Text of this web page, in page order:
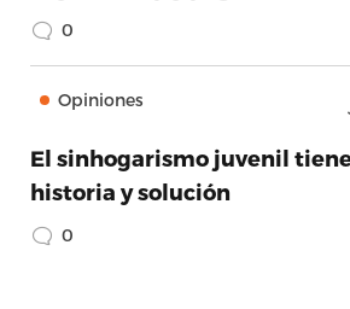
0
Opiniones
El sinhogarismo juvenil
historia y solución
0